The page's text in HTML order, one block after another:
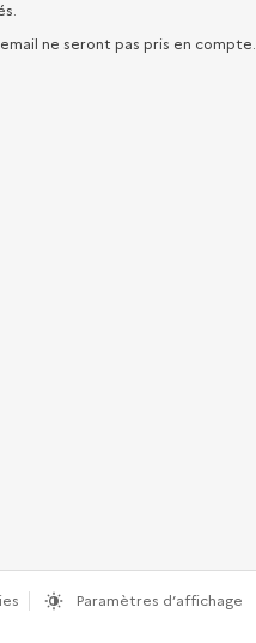
ne seront pas pris en compte.
Paramètres d’affichage